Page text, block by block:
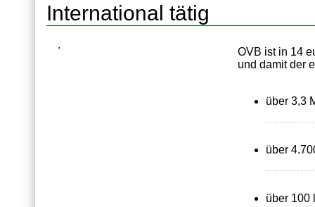
International tätig
.
OVB ist in 14
und damit der
über 3,3
über
über 100